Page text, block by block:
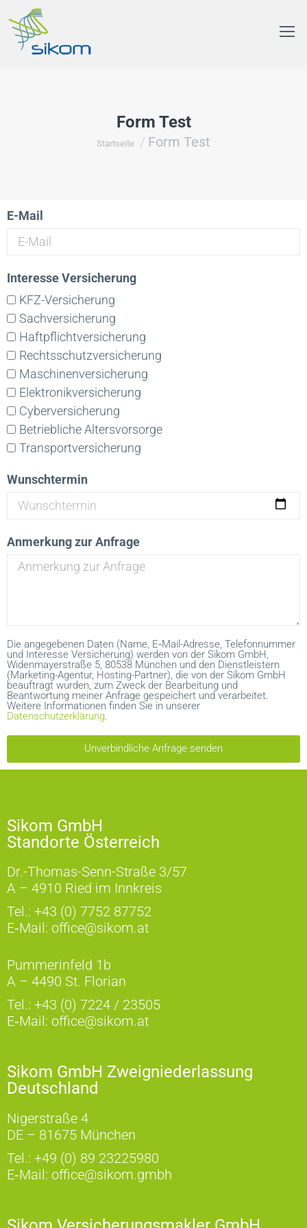
Form Test
Du bist hier:
Startseite Form Test
E-Mail
Interesse Versicherung
KFZ-Versicherung
Sachversicherung
Haftpflichtversicherung
Rechtsschutzversicherung
Maschinenversicherung
Elektronikversicherung
Cyberversicherung
Betriebliche Altersvorsorge
Transportversicherung
Wunschtermin
Anmerkung zur Anfrage
Die angegebenen Daten (Name, E‑Mail-Adresse, Telefonnummer
und Interesse Versicherung) werden von der Sikom GmbH,
Widenmayerstraße 5, 80538 München und den Dienstleistern
(Marketing-Agentur, Hosting-Partner), die von der Sikom GmbH
beauftragt wurden, zum Zweck der Bearbeitung und
Beantwortung meiner Anfrage gespeichert und verarbeitet.
Weitere Informationen finden Sie in unserer
Datenschutzerklärung.
Unverbindliche Anfrage senden
Sikom GmbH
Standorte Österreich
Dr.-Thomas-Senn-Straße 3/57
A – 4910 Ried im Innkreis
Tel.: +43 (0) 7752 87752
E‑Mail: office@sikom.at
Pummerinfeld 1b
A – 4490 St. Florian
Tel.: +43 (0) 7224 / 23505
E‑Mail: office@sikom.at
Sikom GmbH Zweigniederlassung
Deutschland
Nigerstraße 4
DE – 81675 München
Tel.: +49 (0) 89 23225980
E‑Mail: office@sikom.gmbh